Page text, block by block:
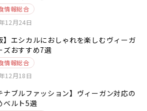
情報総合
12月24日
】エシカルにおしゃれを楽しむヴィーガ
ズおすすめ7選
情報総合
12月18日
ナブルファッション】ヴィーガン対応の
ベルト5選